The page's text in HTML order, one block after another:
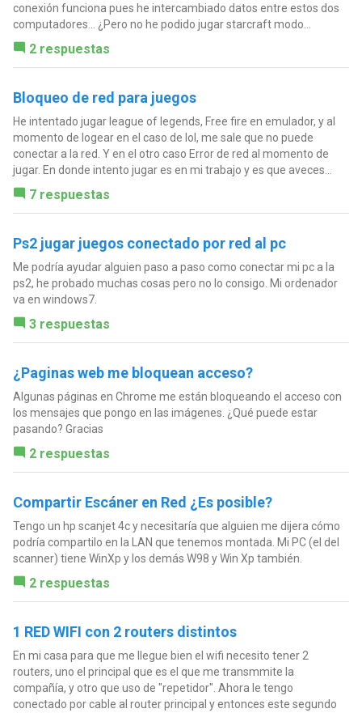
conexión funciona pues he intercambiado datos entre estos dos
computadores... ¿Pero no he podido jugar starcraft modo...
2 respuestas
Bloqueo de red para juegos
He intentado jugar league of legends, Free fire en emulador, y al
momento de logear en el caso de lol, me sale que no puede
conectar a la red. Y en el otro caso Error de red al momento de
jugar. En donde intento jugar es en mi trabajo y es que aveces...
7 respuestas
Ps2 jugar juegos conectado por red al pc
Me podría ayudar alguien paso a paso como conectar mi pc a la
ps2, he probado muchas cosas pero no lo consigo. Mi ordenador
va en windows7.
3 respuestas
¿Paginas web me bloquean acceso?
Algunas páginas en Chrome me están bloqueando el acceso con
los mensajes que pongo en las imágenes. ¿Qué puede estar
pasando? Gracias
2 respuestas
Compartir Escáner en Red ¿Es posible?
Tengo un hp scanjet 4c y necesitaría que alguien me dijera cómo
podría compartilo en la LAN que tenemos montada. Mi PC (el del
scanner) tiene WinXp y los demás W98 y Win Xp también.
2 respuestas
1 RED WIFI con 2 routers distintos
En mi casa para que me llegue bien el wifi necesito tener 2
routers, uno el principal que es el que me transmmite la
compañía, y otro que uso de "repetidor". Ahora le tengo
conectado por cable al router principal y entonces este segundo